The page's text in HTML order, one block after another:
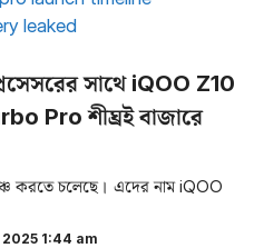
সাথে iQOO Z10
Pro শীঘ্রই বাজারে
করতে চলেছে। এদের নাম iQOO
1:44 am